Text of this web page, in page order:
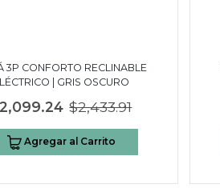
3P CONFORTO RECLINABLE
| GRIS OSCURO
$2,433.91
Agregar al Carrito